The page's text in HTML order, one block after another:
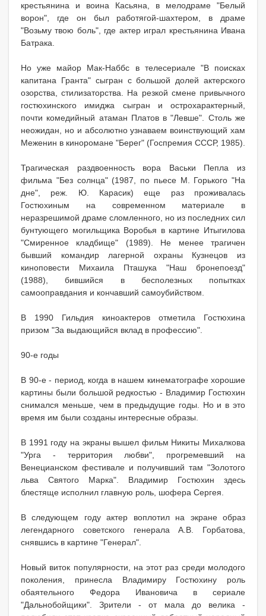
крестьянина и воина Касьяна, в мелодраме "Белый
ворон", где он был работягой-шахтером, в драме
"Возьму твою боль", где актер играл крестьянина Ивана
Батрака.
Но уже майор Мак-Наббс в телесериале "В поисках
капитана Гранта" сыгран с большой долей актерского
озорства, стилизаторства. На резкой смене привычного
гостюхинского имиджа сыгран и острохарактерный,
почти комедийный атаман Платов в "Левше". Столь же
неожидан, но и абсолютно узнаваем воинствующий хам
Меженин в киноромане "Берег" (Госпремия СССР, 1985).
Трагическая раздвоенность вора Васьки Пепла из
фильма "Без солнца" (1987, по пьесе М. Горького "На
дне", реж. Ю. Карасик) еще раз проживалась
Гостюхиным на современном материале в
неразрешимой драме сломленного, но из последних сил
бунтующего могильщика Воробья в картине Итыгилова
"Смиренное кладбище" (1989). Не менее трагичен
бывший командир лагерной охраны Кузнецов из
киноповести Михаила Пташука "Наш бронепоезд"
(1988), бившийся в бесполезных попытках
самооправдания и кончавший самоубийством.
В 1990 Гильдия киноактеров отметила Гостюхина
призом "За выдающийся вклад в профессию".
90-е годы
В 90-е - период, когда в нашем кинематографе хорошие
картины были большой редкостью - Владимир Гостюхин
снимался меньше, чем в предыдущие годы. Но и в это
время им были созданы интересные образы.
В 1991 году на экраны вышел фильм Никиты Михалкова
"Урга - территория любви", прогремевший на
Венецианском фестивале и получивший там "Золотого
льва Святого Марка". Владимир Гостюхин здесь
блестяще исполнил главную роль, шофера Сергея.
В следующем году актер воплотил на экране образ
легендарного советского генерала А.В. Горбатова,
снявшись в картине "Генерал".
Новый виток популярности, на этот раз среди молодого
поколения, принесла Владимиру Гостюхину роль
обаятельного Федора Ивановича в сериале
"Дальнобойщики". Зрители - от мала до велика -